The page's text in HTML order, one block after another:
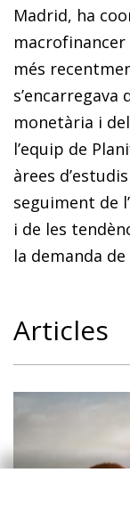
Madrid, ha
més
s’encarregava
monetària i
l’equip de
àrees
seguiment de
i de les
la demanda
Articles